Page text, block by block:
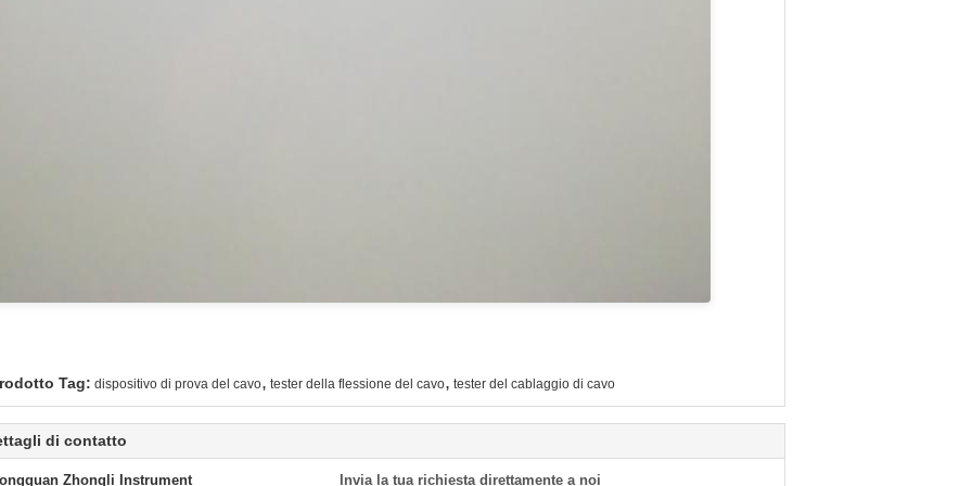
Tag: dispositivo di prova del cavo, tester della flessione del cavo, tester del cablaggio di cavo
di contatto
Zhongli Instrument Invia la tua richiesta direttamente a noi